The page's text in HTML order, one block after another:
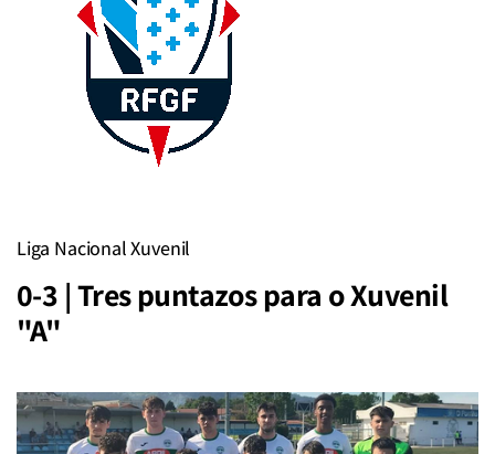
Liga Nacional Xuvenil
0-3 | Tres puntazos para o Xuvenil
"A"